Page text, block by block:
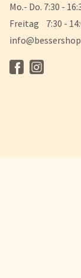
Mo.- Do. 7:30 -
Freitag 7:30 -